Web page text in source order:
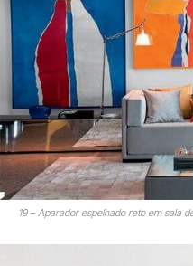
19 – Aparador espelhado reto em sala